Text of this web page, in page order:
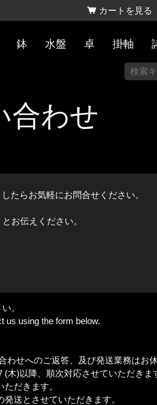
カートを見る
鉢 水盤 卓 掛軸
合わせ
たらお気軽にお問合せください。
とお伝えください。
。
us using the form below.
せへのご返答、及び発送業務はお
)以降、順次対応させていただきま
だきます。
送とさせていただきます。